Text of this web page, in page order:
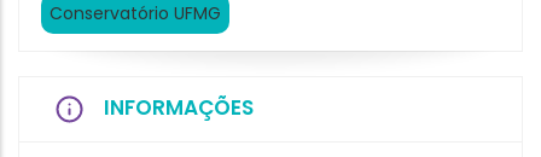
Conservatório UFMG
INFORMAÇÕES